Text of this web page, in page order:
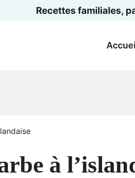
Recettes familiales,
à